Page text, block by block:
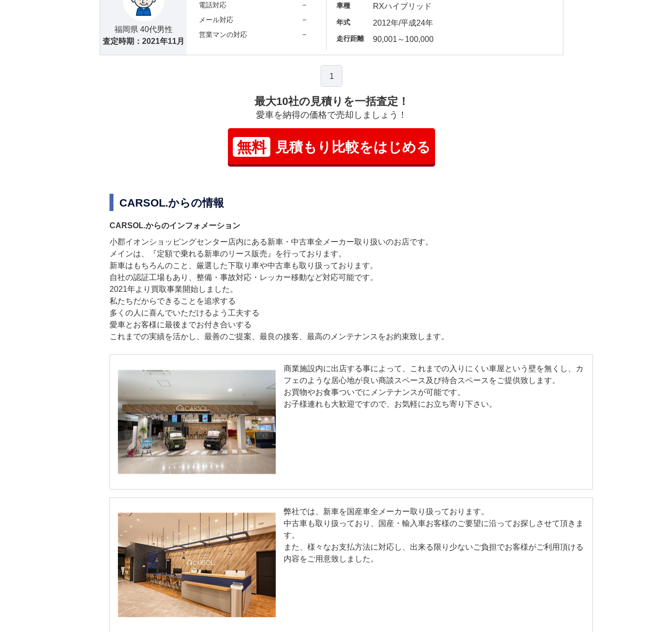
福岡県 40代男性
査定時期： 2021年11月
電話対応 －
メール対応 －
営業マンの対応 －
車種 RXハイブリッド
年式 2012年/平成24年
走行距離 90,001～100,000
1
最大10社の見積りを一括査定！
愛車を納得の価格で売却しましょう！
無料 見積もり比較をはじめる
CARSOL.からの情報
CARSOL.からのインフォメーション
小郡イオンショッピングセンター店内にある新車・中古車全メーカー取り扱いのお店です。
メインは、『定額で乗れる新車のリース販売』を行っております。
新車はもちろんのこと、厳選した下取り車や中古車も取り扱っております。
自社の認証工場もあり、整備・事故対応・レッカー移動など対応可能です。
2021年より買取事業開始しました。
私たちだからできることを追求する
多くの人に喜んでいただけるよう工夫する
愛車とお客様に最後までお付き合いする
これまでの実績を活かし、最善のご提案、最良の接客、最高のメンテナンスをお約束致します。
商業施設内に出店する事によって、これまでの入りにくい車屋という壁を無くし、カ
フェのような居心地が良い商談スペース及び待合スペースをご提供致します。
お買物やお食事ついでにメンテナンスが可能です。
お子様連れも大歓迎ですので、お気軽にお立ち寄り下さい。
弊社では、新車を国産車全メーカー取り扱っております。
中古車も取り扱っており、国産・輸入車お客様のご要望に沿ってお探しさせて頂きま
す。
また、様々なお支払方法に対応し、出来る限り少ないご負担でお客様がご利用頂ける
内容をご用意致しました。